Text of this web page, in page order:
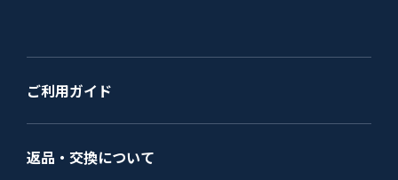
ご利用ガイド
返品・交換について